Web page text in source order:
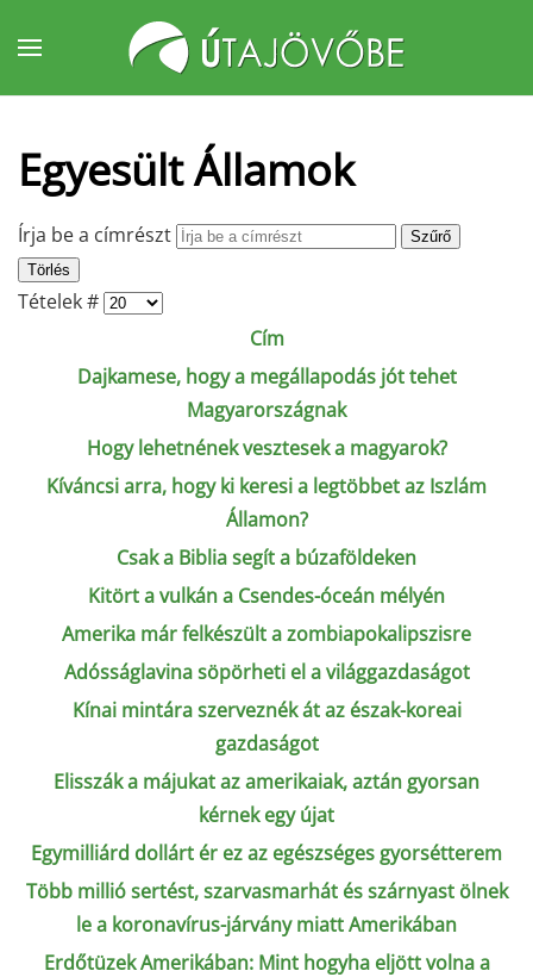
Fő tartalom átugrása
Egyesült Államok
Írja be a címrészt
Szűrő
Törlés
Tételek #
Cím
Dajkamese, hogy a megállapodás jót tehet
Magyarországnak
Hogy lehetnének vesztesek a magyarok?
Kíváncsi arra, hogy ki keresi a legtöbbet az Iszlám
Államon?
Csak a Biblia segít a búzaföldeken
Kitört a vulkán a Csendes-óceán mélyén
Amerika már felkészült a zombiapokalipszisre
Adósságlavina söpörheti el a világgazdaságot
Kínai mintára szerveznék át az észak-koreai
gazdaságot
Elisszák a májukat az amerikaiak, aztán gyorsan
kérnek egy újat
Egymilliárd dollárt ér ez az egészséges gyorsétterem
Több millió sertést, szarvasmarhát és szárnyast ölnek
le a koronavírus-járvány miatt Amerikában
Erdőtüzek Amerikában: Mint hogyha eljött volna a